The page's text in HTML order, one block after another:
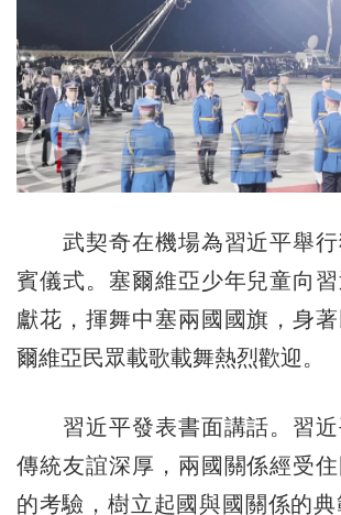
武契奇在機場為習近平舉行
賓儀式。塞爾維亞少年兒童向
獻花，揮舞中塞兩國國旗，身
爾維亞民眾載歌載舞熱烈歡迎。
習近平發表書面講話。習近
傳統友誼深厚，兩國關係經受
的考驗，樹立起國與國關係的